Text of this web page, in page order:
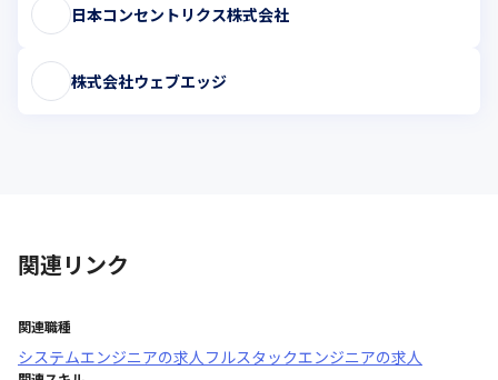
日本コンセントリクス株式会社
株式会社ウェブエッジ
関連リンク
関連職種
システムエンジニアの求人フルスタックエンジニアの求人